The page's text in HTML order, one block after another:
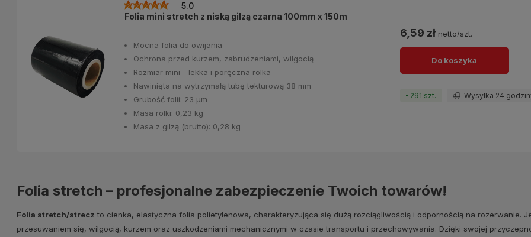
Folia mini stretch z niską gilzą czarna 100mm x 150m
5.0
Mocna folia do owijania
Ochrona przed kurzem, zabrudzeniami, wilgocią
Rozmiar mini - lekka i poręczna rolka
Nawinięta na wytrzymałą tubę tekturową 38 mm
Grubość folii: 23 μm
Masa rolki: 0,23 kg
Masa z gilzą (brutto): 0,28 kg
6,59 zł netto/szt.
Do koszyka
291 szt. Wysyłka 24
Folia stretch – profesjonalne zabezpieczenie Twoich towarów!
Folia stretch/strecz to cienka, elastyczna folia polietylenowa, charakteryzująca się dużą rozciągliwością i odpornością na rozerwanie.
przesuwaniem się, wilgocią, kurzem oraz uszkodzeniami mechanicznymi w czasie transportu i przechowywania. Dzięki swojej